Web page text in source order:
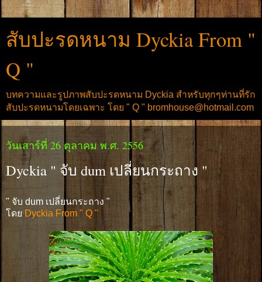
สับปะรดหนาม Dyckia From "
Q "
บทความและรูปภาพสับปะรดหนาม Dyckia สำหรับทุกๆท่านที่รัก
สับปะรดหนามโดยเฉพาะ โดย " Q " bromhouse@hotmail.com
วันเสาร์ที่ 26 ตุลาคม พ.ศ. 2556
Dyckia " จับ dum เปลี่ยนกระถาง "
" จับ dum เปลี่ยนกระถาง "
โดยDyckia From " Q "